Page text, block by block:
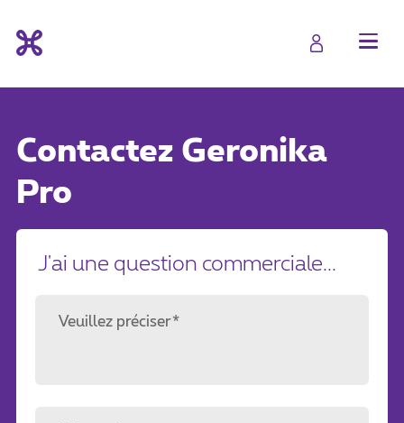
Contactez Geronika
Pro
J'ai une question commerciale...
Veuillez préciser*